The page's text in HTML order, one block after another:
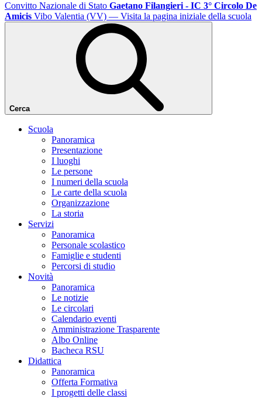
Convitto Nazionale di Stato Gaetano Filangieri - IC 3° Circolo De
Amicis Vibo Valentia (VV) — Visita la pagina iniziale della scuola
Cerca
Scuola
Panoramica
Presentazione
I luoghi
Le persone
I numeri della scuola
Le carte della scuola
Organizzazione
La storia
Servizi
Panoramica
Personale scolastico
Famiglie e studenti
Percorsi di studio
Novità
Panoramica
Le notizie
Le circolari
Calendario eventi
Amministrazione Trasparente
Albo Online
Bacheca RSU
Didattica
Panoramica
Offerta Formativa
I progetti delle classi